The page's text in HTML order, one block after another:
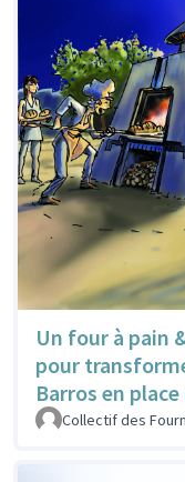
Un four à pain
pour
Barros en
Collectif des